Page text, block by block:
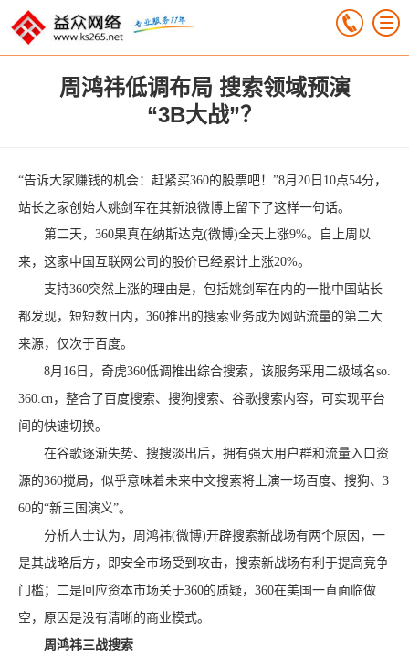
周鸿祎低调布局 搜索领域预演
“3B大战”？
“告诉大家赚钱的机会：赶紧买360的股票吧！”8月20日10点54分，
站长之家创始人姚剑军在其新浪微博上留下了这样一句话。
第二天，360果真在纳斯达克(微博)全天上涨9%。自上周以
来，这家中国互联网公司的股价已经累计上涨20%。
支持360突然上涨的理由是，包括姚剑军在内的一批中国站长
都发现，短短数日内，360推出的搜索业务成为网站流量的第二大
来源，仅次于百度。
8月16日，奇虎360低调推出综合搜索，该服务采用二级域名so.
360.cn，整合了百度搜索、搜狗搜索、谷歌搜索内容，可实现平台
间的快速切换。
在谷歌逐渐失势、搜搜淡出后，拥有强大用户群和流量入口资
源的360搅局，似乎意味着未来中文搜索将上演一场百度、搜狗、3
60的“新三国演义”。
分析人士认为，周鸿祎(微博)开辟搜索新战场有两个原因，一
是其战略后方，即安全市场受到攻击，搜索新战场有利于提高竞争
门槛；二是回应资本市场关于360的质疑，360在美国一直面临做
空，原因是没有清晰的商业模式。
周鸿祎三战搜索